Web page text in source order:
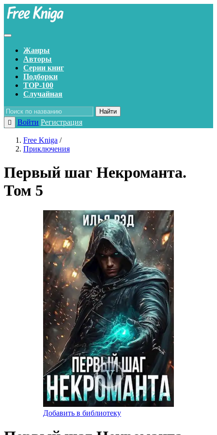
Жанры
Авторы
Серии книг
Подборки
TOP-100
Случайная
Найти
Войти Регистрация
Free Kniga /
Приключения
Первый шаг Некроманта.
Том 5
Добавить в библиотеку